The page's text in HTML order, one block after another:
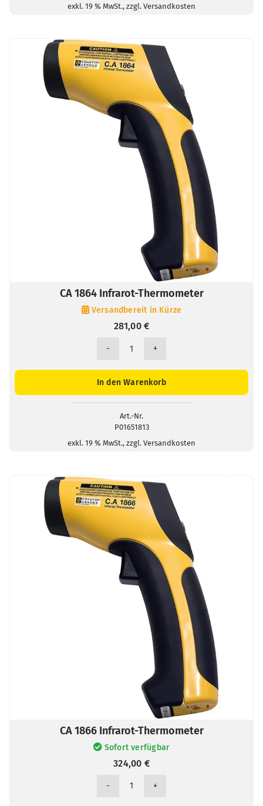
exkl. 19 % MwSt., zzgl. Versandkosten
CA 1864 Infrarot-Thermometer
Versandbereit in Kürze
281,00€
CA
Infrarot-
In den Warenkorb
Art.-Nr.
P01651813
exkl. 19 % MwSt., zzgl. Versandkosten
CA 1866 Infrarot-Thermometer
Sofort verfügbar
324,00 €
CA